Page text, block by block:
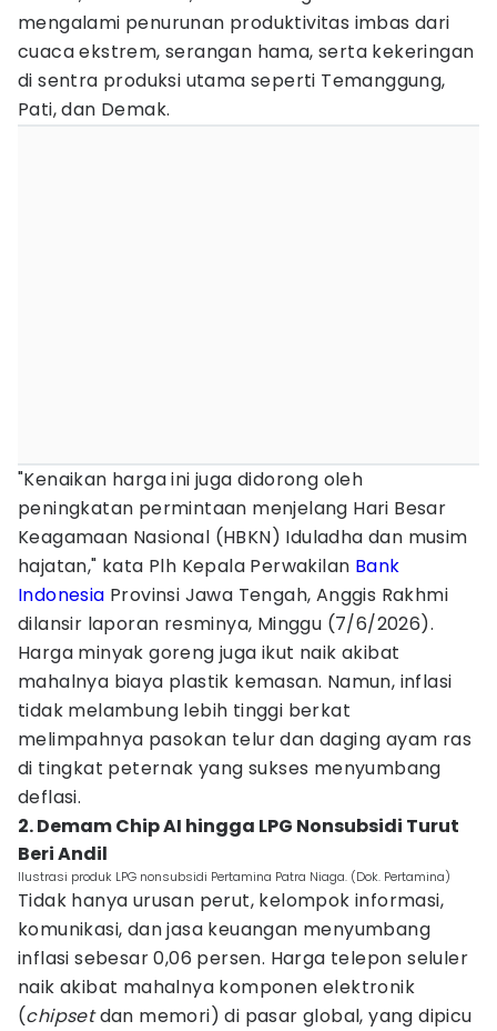
mengalami penurunan produktivitas imbas dari
cuaca ekstrem, serangan hama, serta kekeringan
di sentra produksi utama seperti Temanggung,
Pati, dan Demak.
"Kenaikan harga ini juga didorong oleh
peningkatan permintaan menjelang Hari Besar
Keagamaan Nasional (HBKN) Iduladha dan musim
hajatan," kata Plh Kepala Perwakilan Bank
Indonesia Provinsi Jawa Tengah, Anggis Rakhmi
dilansir laporan resminya, Minggu (7/6/2026).
Harga minyak goreng juga ikut naik akibat
mahalnya biaya plastik kemasan. Namun, inflasi
tidak melambung lebih tinggi berkat
melimpahnya pasokan telur dan daging ayam ras
di tingkat peternak yang sukses menyumbang
deflasi.
2. Demam Chip AI hingga LPG Nonsubsidi Turut
Beri Andil
Ilustrasi produk LPG nonsubsidi Pertamina Patra Niaga. (Dok. Pertamina)
Tidak hanya urusan perut, kelompok informasi,
komunikasi, dan jasa keuangan menyumbang
inflasi sebesar 0,06 persen. Harga telepon seluler
naik akibat mahalnya komponen elektronik
(chipsetdan memori) di pasar global, yang dipicu